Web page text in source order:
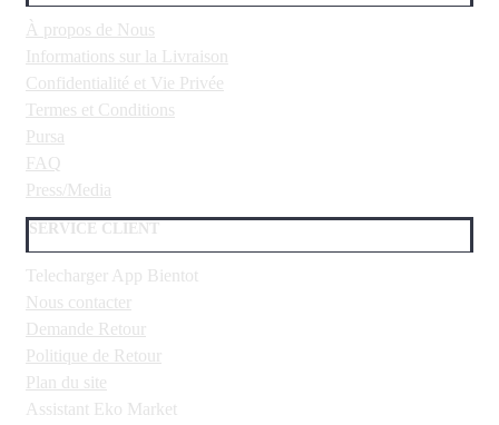
À propos de Nous
Informations sur la Livraison
Confidentialité et Vie Privée
Termes et Conditions
Pursa
FAQ
Press/Media
SERVICE CLIENT
Telecharger App Bientot
Nous contacter
Demande Retour
Politique de Retour
Plan du site
Assistant Eko Market